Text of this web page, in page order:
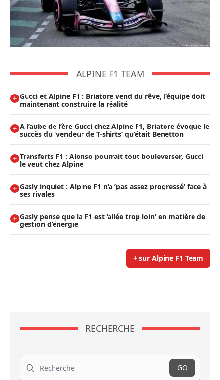
ALPINE F1 TEAM
Gucci et Alpine F1 : Briatore vend du rêve, l’équipe doit
maintenant construire la réalité
A l’aube de l’ère Gucci chez Alpine F1, Briatore évoque le
succès du ’vendeur de T-shirts’ qu’était Benetton
Transferts F1 : Alonso pourrait tout bouleverser, Gucci
le veut chez Alpine
Gasly inquiet : Alpine F1 n’a ’pas assez progressé’ face à
ses rivales
Gasly pense que la F1 est ’allée trop loin’ en matière de
gestion d’énergie
+ sur Alpine F1 Team
RECHERCHE
Recherche
GO